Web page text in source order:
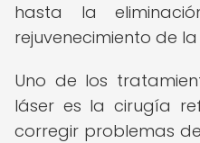
hasta la
rejuvenecimiento de la
Uno de los
láser es la cirugía
corregir problemas